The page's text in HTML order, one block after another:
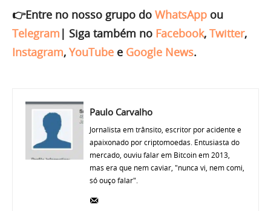
👉Entre no nosso grupo do WhatsApp ou
Telegram | Siga também no Facebook, Twitter,
Instagram, YouTube e Google News.
Paulo Carvalho
Jornalista em trânsito, escritor por acidente e
apaixonado por criptomoedas. Entusiasta do
mercado, ouviu falar em Bitcoin em 2013,
mas era que nem caviar, "nunca vi, nem comi,
só ouço falar".